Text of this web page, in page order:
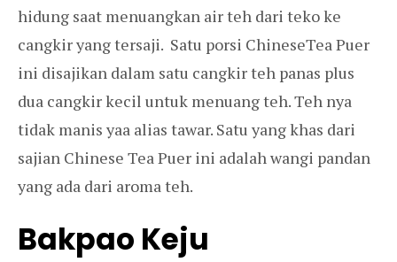
hidung saat menuangkan air teh dari teko ke
cangkir yang tersaji. Satu porsi ChineseTea Puer
ini disajikan dalam satu cangkir teh panas plus
dua cangkir kecil untuk menuang teh. Teh nya
tidak manis yaa alias tawar. Satu yang khas dari
sajian Chinese Tea Puer ini adalah wangi pandan
yang ada dari aroma teh.
Bakpao Keju